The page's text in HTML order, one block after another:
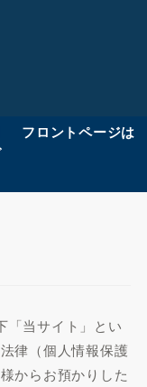
フロントページは
「当サイト」とい
律（個人情報保護
からお預かりした